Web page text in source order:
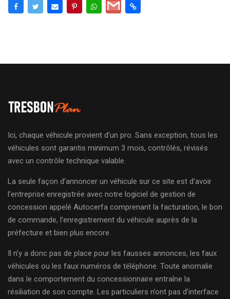
Ici, chaque véhicule provient d’un pro. Sans exception, tous les
véhicules sont garantis minimum 3 mois, contrôlés, révisés
avec un contrôle technique valable.
La seule façon d’annoncer un véhicule sur ce site est d’avoir
l’entreprise enregistrée avec notre logiciel de gestion de
concession appelé Autocerfa comprenant la facturation, le bon
de commande, l’enregistrement du véhicule auprès de la
préfecture et bien plus encore.
Il n’y a donc pas de place pour les fausses annonces, les faux
véhicules ou les faux numéros de téléphone. Toute anomalie
dans le comportement du concessionnaire entraîne la
résiliation de son compte. Les particuliers n’ont pas d’interface